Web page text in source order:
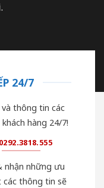
24/7
thông tin các
hàng 24/7!
0292.3818.555
nhận những ưu
các thông tin sẽ